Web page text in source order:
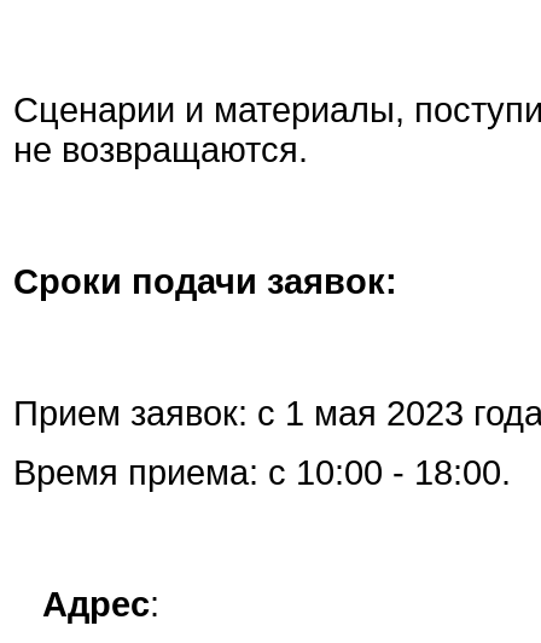
Сценарии и материалы,
не возвращаются.
Сроки подачи заявок:
Прием заявок: с 1 мая 2023
Время приема: с 10:00 - 18:00.
Адрес: